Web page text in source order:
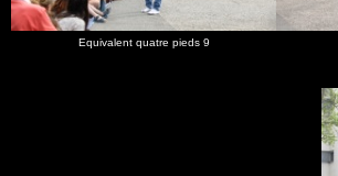
Equivalent quatre pieds 9